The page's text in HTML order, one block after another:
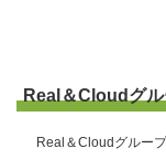
Real＆Cloudグ
Real＆Cloudグルー